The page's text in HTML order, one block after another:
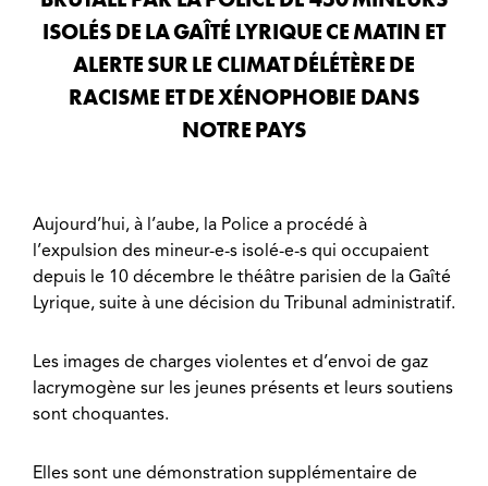
ISOLÉS DE LA GAÎTÉ LYRIQUE CE MATIN ET
ALERTE SUR LE CLIMAT DÉLÉTÈRE DE
RACISME ET DE XÉNOPHOBIE DANS
NOTRE PAYS
Aujourd’hui, à l’aube, la Police a procédé à
l’expulsion des mineur-e-s isolé-e-s qui occupaient
depuis le 10 décembre le théâtre parisien de la Gaîté
Lyrique, suite à une décision du Tribunal administratif.
Les images de charges violentes et d’envoi de gaz
lacrymogène sur les jeunes présents et leurs soutiens
sont choquantes.
Elles sont une démonstration supplémentaire de